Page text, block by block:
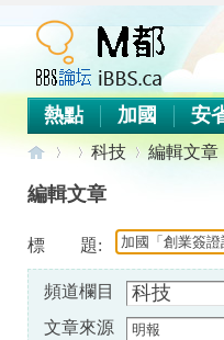
熱點 加國 安
iB
科技
›
編輯文章
編輯文章
標 題:
頻道欄目 科技
文章來源